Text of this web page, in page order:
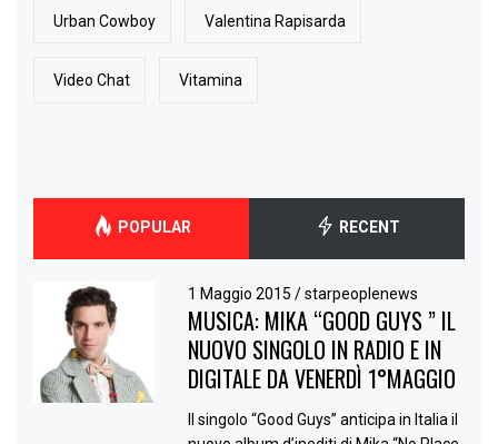
Urban Cowboy Valentina Rapisarda
Video Chat Vitamina
POPULAR RECENT
1 Maggio 2015/ starpeoplenews
MUSICA: MIKA “GOOD GUYS ” IL
NUOVO SINGOLO IN RADIO E IN
DIGITALE DA VENERDÌ 1°MAGGIO
Il singolo “Good Guys” anticipa in Italia il